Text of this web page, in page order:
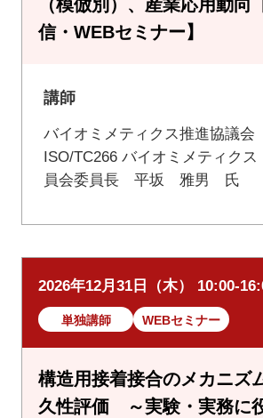
（模倣別）、産業応用動向
信・WEBセミナー】
講師
バイオミメティクス推進協議
ISO/TC266 バイオミメティク
員会委員長 平坂 雅男 氏
2026年12月31日（木） 10:00-
単独講師 WEBセミナー
構造用接着接合のメカニズ
久性評価 ～実験・実務に